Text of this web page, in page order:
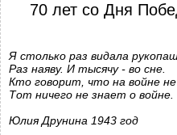
70 лет со Дня
Я столько раз видала
Раз наяву. И тысячу - во сне.
Кто говорит, что на войне
Тот ничего не знает о войне.
Юлия Друнина 1943 год